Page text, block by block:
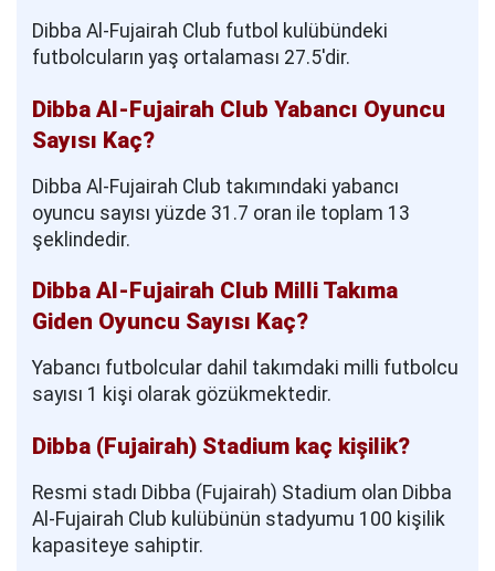
Dibba Al-Fujairah Club futbol kulübündeki
futbolcuların yaş ortalaması 27.5'dir.
Dibba Al-Fujairah Club Yabancı Oyuncu
Sayısı Kaç?
Dibba Al-Fujairah Club takımındaki yabancı
oyuncu sayısı yüzde 31.7 oran ile toplam 13
şeklindedir.
Dibba Al-Fujairah Club Milli Takıma
Giden Oyuncu Sayısı Kaç?
Yabancı futbolcular dahil takımdaki milli futbolcu
sayısı 1 kişi olarak gözükmektedir.
Dibba (Fujairah) Stadium kaç kişilik?
Resmi stadı Dibba (Fujairah) Stadium olan Dibba
Al-Fujairah Club kulübünün stadyumu 100 kişilik
kapasiteye sahiptir.